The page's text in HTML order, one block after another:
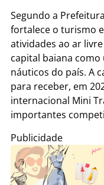
Segundo a
fortalece o turismo
atividades ao ar
capital baiana
náuticos do país. A
para receber, em
internacional Mini
importantes
Publicidade